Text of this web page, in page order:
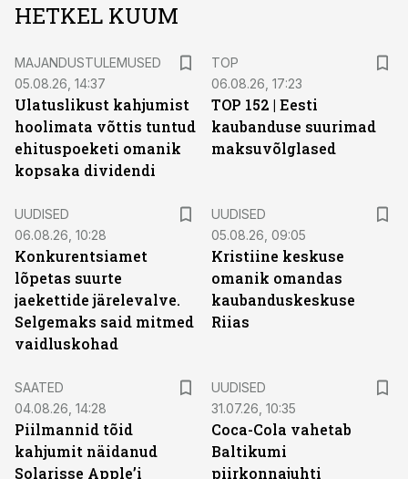
HETKEL KUUM
MAJANDUSTULEMUSED
05.08.26, 14:37
Ulatuslikust kahjumist
hoolimata võttis tuntud
ehituspoeketi omanik
kopsaka dividendi
TOP
06.08.26, 17:23
TOP 152 | Eesti
kaubanduse suurimad
maksuvõlglased
UUDISED
06.08.26, 10:28
Konkurentsiamet
lõpetas suurte
jaekettide järelevalve.
Selgemaks said mitmed
vaidluskohad
UUDISED
05.08.26, 09:05
Kristiine keskuse
omanik omandas
kaubanduskeskuse
Riias
SAATED
04.08.26, 14:28
Piilmannid tõid
kahjumit näidanud
Solarisse Apple’i
UUDISED
31.07.26, 10:35
Coca-Cola vahetab
Baltikumi
piirkonnajuhti